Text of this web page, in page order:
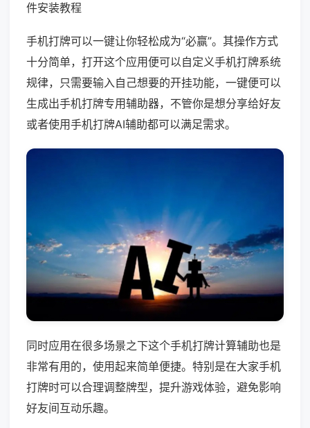
件安装教程
手机打牌可以一键让你轻松成为“必赢”。其操作方式
十分简单，打开这个应用便可以自定义手机打牌系统
规律，只需要输入自己想要的开挂功能，一键便可以
生成出手机打牌专用辅助器，不管你是想分享给好友
或者使用手机打牌AI辅助都可以满足需求。
同时应用在很多场景之下这个手机打牌计算辅助也是
非常有用的，使用起来简单便捷。特别是在大家手机
打牌时可以合理调整牌型，提升游戏体验，避免影响
好友间互动乐趣。